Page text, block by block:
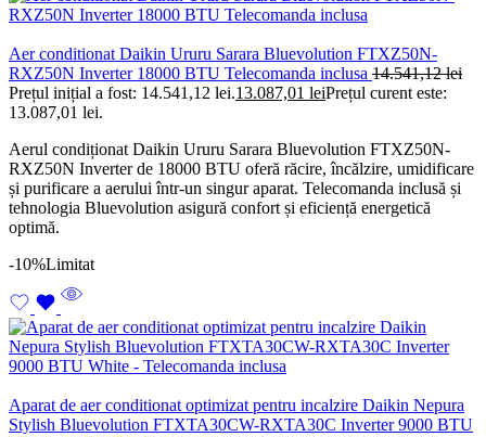
Aer conditionat Daikin Ururu Sarara Bluevolution FTXZ50N-
RXZ50N Inverter 18000 BTU Telecomanda inclusa 14.541,12lei
Prețul inițial a fost: 14.541,12 lei.13.087,01 leiPrețul curent este:
13.087,01 lei.
Aerul condiționat Daikin Ururu Sarara Bluevolution FTXZ50N-
RXZ50N Inverter de 18000 BTU oferă răcire, încălzire, umidificare
și purificare a aerului într-un singur aparat. Telecomanda inclusă și
tehnologia Bluevolution asigură confort și eficiență energetică
optimă.
-10%Limitat
Aparat de aer conditionat optimizat pentru incalzire Daikin Nepura
Stylish Bluevolution FTXTA30CW-RXTA30C Inverter 9000 BTU